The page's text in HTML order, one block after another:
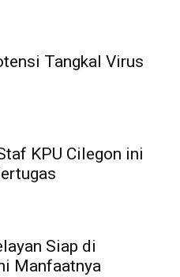
Tangkal Virus
KPU Cilegon ini
Siap di
Manfaatnya